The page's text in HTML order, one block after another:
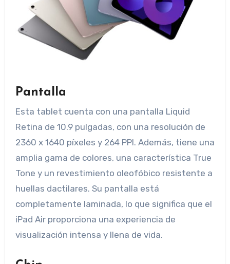
Pantalla
Esta tablet cuenta con una pantalla Liquid
Retina de 10.9 pulgadas, con una resolución de
2360 x 1640 píxeles y 264 PPI. Además, tiene una
amplia gama de colores, una característica True
Tone y un revestimiento oleofóbico resistente a
huellas dactilares. Su pantalla está
completamente laminada, lo que significa que el
iPad Air proporciona una experiencia de
visualización intensa y llena de vida.